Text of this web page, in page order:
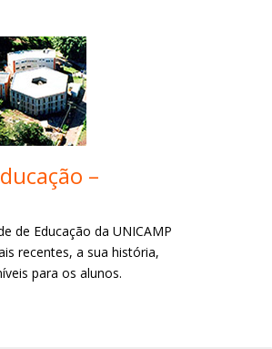
–
de Educação da UNICAMP
recentes, a sua história,
para os alunos.